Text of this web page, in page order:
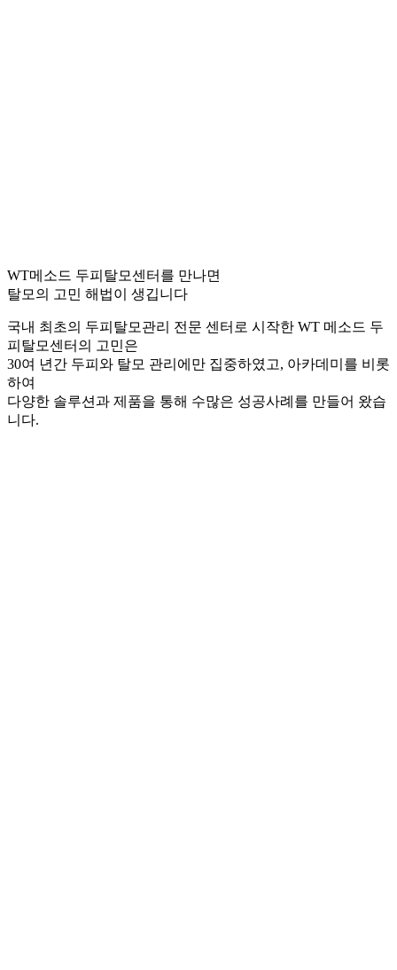
WT메소드 두피탈모센터를 만나면
탈모의 고민 해법이 생깁니다
국내 최초의 두피탈모관리 전문 센터로 시작한 WT 메소드 두
피탈모센터의 고민은
30여 년간 두피와 탈모 관리에만 집중하였고, 아카데미를 비롯
하여
다양한 솔루션과 제품을 통해 수많은 성공사례를 만들어 왔습
니다.